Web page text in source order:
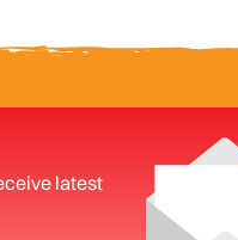
latest